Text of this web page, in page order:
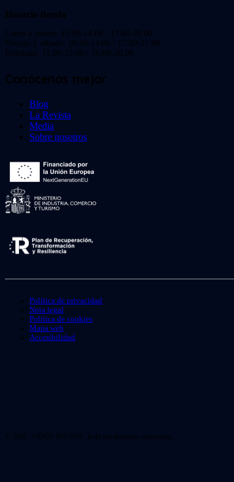
Horario tienda
Lunes a jueves: 10:30-14:00 / 17:00-20:00
Viernes y sábado: 10:30-14:00 / 17:00-21:00
Domingo: 11:00-15:00 / 16:00-20:00
Conócenos mejor
Blog
La Revista
Media
Sobre nosotros
Política de privacidad
Nota legal
Política de cookies
Mapa web
Accesibilidad
© 2026. VIDEO INSTAN. Todo los derechos reservados.